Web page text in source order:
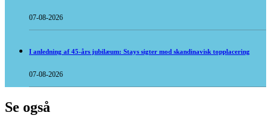
07-08-2026
I anledning af 45-års jubilæum: Stays sigter mod skandinavisk topplacering
07-08-2026
Se også